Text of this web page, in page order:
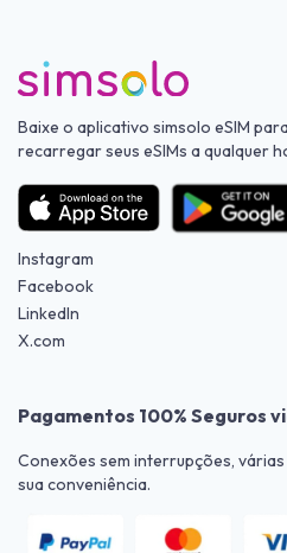
Baixe o aplicativo simsolo eSIM
recarregar seus eSIMs a qualquer
Instagram
Facebook
LinkedIn
X.com
Pagamentos 100% Seguros
Conexões sem interrupções,
sua conveniência.